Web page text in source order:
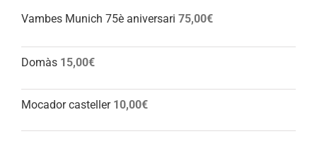
Vambes Munich 75è aniversari 75,00€
Domàs 15,00€
Mocador casteller 10,00€